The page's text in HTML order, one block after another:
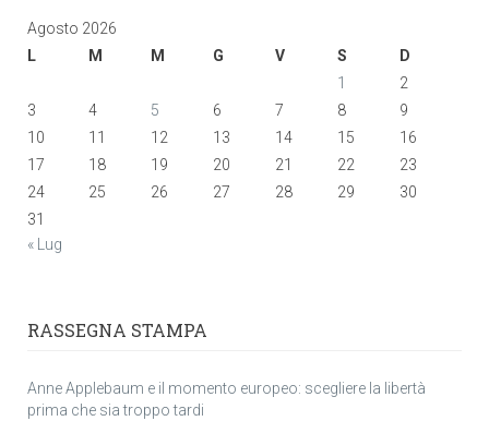
Agosto 2026
L
M M G V S
D
1
2
3
4 5 6 7 8
9
10
11 12 13 14 15
16
17
18 19 20 21 22
23
24
25 26 27 28 29
30
31
« Lug
RASSEGNA STAMPA
Anne Applebaum e il momento europeo: scegliere la libertà
prima che sia troppo tardi